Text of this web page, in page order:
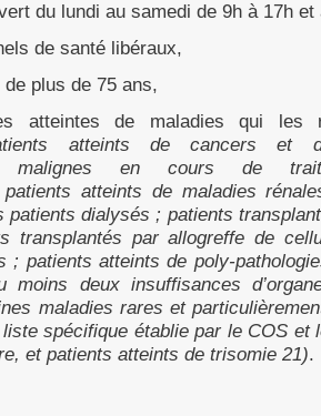
du lundi au samedi de 9h à 17h
de santé libéraux,
plus de 75 ans,
atteintes de maladies qui les
atteints de cancers et
malignes en cours de
atteints de maladies
patients dialysés ; patients
transplantés par allogreffe de
; patients atteints de poly-
moins deux insuffisances
maladies rares et
liste spécifique établie par le COS et
et patients atteints de trisomie 21).